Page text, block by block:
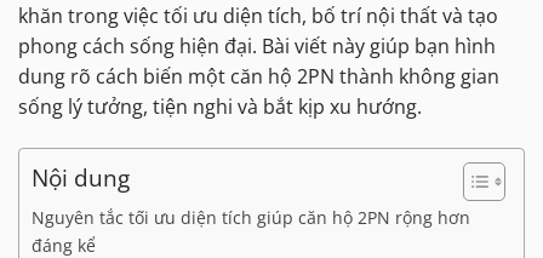
khăn trong việc tối ưu diện tích, bố trí nội thất và tạo
phong cách sống hiện đại. Bài viết này giúp bạn hình
dung rõ cách biến một căn hộ 2PN thành không gian
sống lý tưởng, tiện nghi và bắt kịp xu hướng.
Nội dung
Nguyên tắc tối ưu diện tích giúp căn hộ 2PN rộng hơn
đáng kể